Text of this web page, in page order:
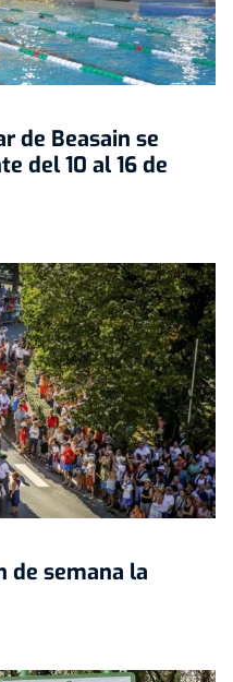
de Beasain se
del 10 al 16 de
de semana la